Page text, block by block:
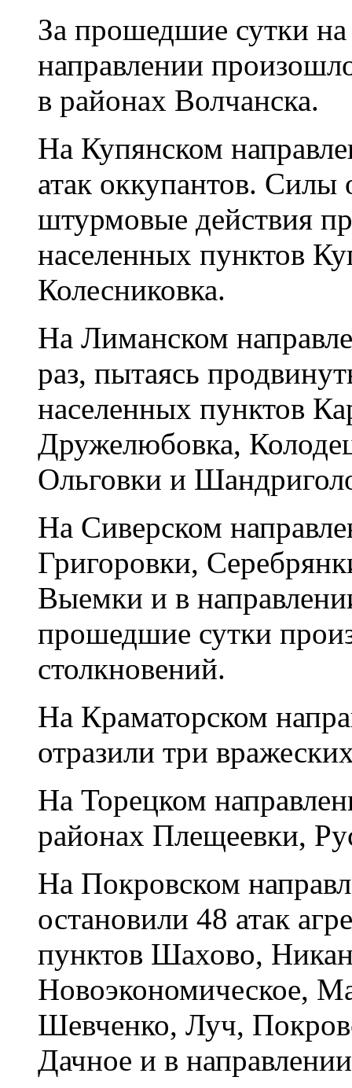
За прошедшие сутки
направлении
в районах Волчанска.
На Купянском
атак оккупантов. Силы
штурмовые действия
населенных пунктов
Колесниковка.
На Лиманском
раз, пытаясь
населенных пунктов
Дружелюбовка,
Ольговки и
На Сиверском
Григоровки,
Выемки и в
прошедшие сутки
столкновений.
На Краматорском
отразили три
На Торецком
районах Плещеевки,
На Покровском
остановили 48 атак
пунктов Шахово,
Новоэкономическое,
Шевченко, Луч,
Дачное и в